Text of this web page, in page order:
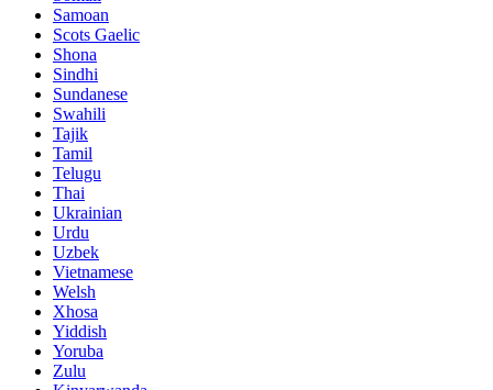
Samoan
Scots Gaelic
Shona
Sindhi
Sundanese
Swahili
Tajik
Tamil
Telugu
Thai
Ukrainian
Urdu
Uzbek
Vietnamese
Welsh
Xhosa
Yiddish
Yoruba
Zulu